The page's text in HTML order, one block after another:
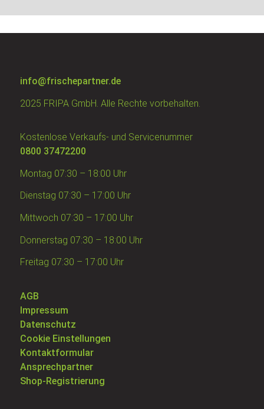
info@frischepartner.de
2025 FRIPA GmbH. Alle Rechte vorbehalten.
Kostenlose Verkaufs- und Servicenummer
0800 37472200
Montag 07:30 – 18:00 Uhr
Dienstag 07:30 – 17:00 Uhr
Mittwoch 07:30 – 17:00 Uhr
Donnerstag 07:30 – 18:00 Uhr
Freitag 07:30 – 17:00 Uhr
AGB
Impressum
Datenschutz
Cookie Einstellungen
Kontaktformular
Ansprechpartner
Shop-Registrierung